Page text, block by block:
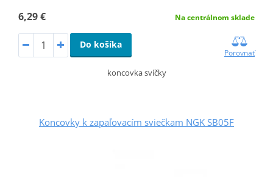
6,29 € Na centrálnom sklade
Do košíka
Porovnať
koncovka svíčky
Koncovky k zapaľovacím sviečkam NGK SB05F